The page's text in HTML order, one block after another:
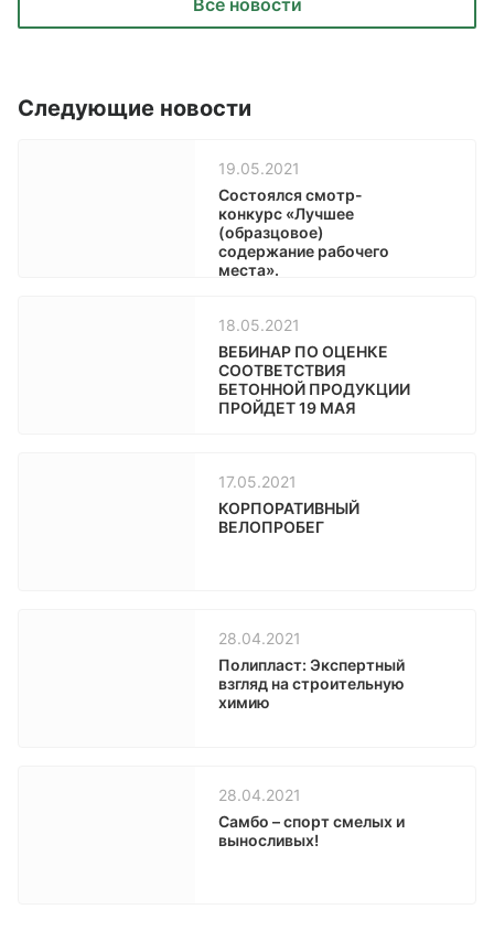
Все новости
Следующие новости
19.05.2021
Состоялся смотр-
конкурс «Лучшее
(образцовое)
содержание рабочего
места».
18.05.2021
ВЕБИНАР ПО ОЦЕНКЕ
СООТВЕТСТВИЯ
БЕТОННОЙ ПРОДУКЦИИ
ПРОЙДЕТ 19 МАЯ
17.05.2021
КОРПОРАТИВНЫЙ
ВЕЛОПРОБЕГ
28.04.2021
Полипласт: Экспертный
взгляд на строительную
химию
28.04.2021
Самбо – спорт смелых и
выносливых!